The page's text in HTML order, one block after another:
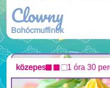
Clowny
Bohócmuffinok
közepes 1 óra 30